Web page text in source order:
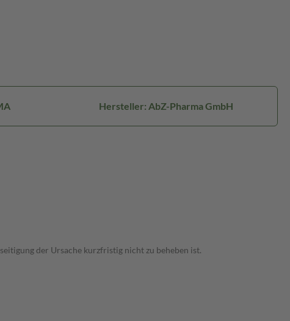
Hersteller: AbZ-Pharma GmbH
der Ursache kurzfristig nicht zu beheben ist.